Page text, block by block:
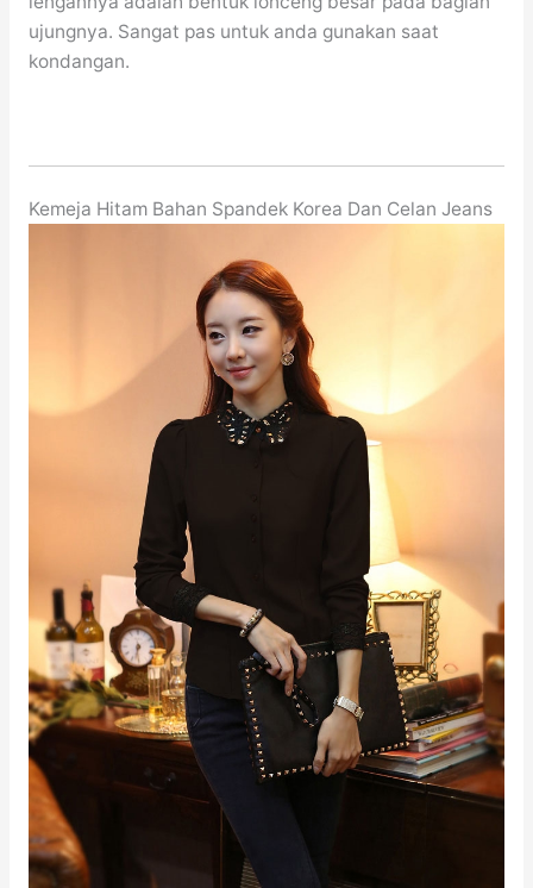
ujungnya. Sangat pas untuk anda gunakan saat
kondangan.
Kemeja Hitam Bahan Spandek Korea Dan Celan Jeans